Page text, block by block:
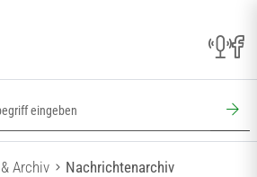
Archiv Nachrichtenarchiv